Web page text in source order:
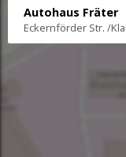
Autohaus Fräter
Eckernförder Str. /